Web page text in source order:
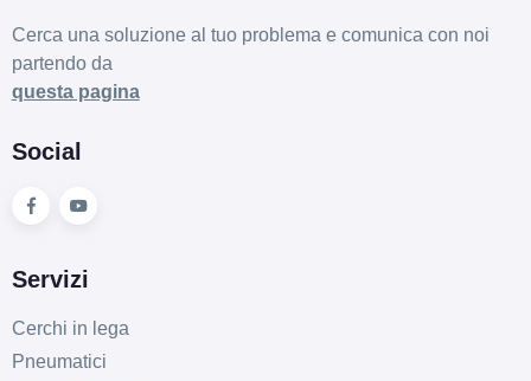
Cerca una soluzione al tuo problema e comunica con noi
partendo da
questa pagina
Social
Servizi
Cerchi in lega
Pneumatici